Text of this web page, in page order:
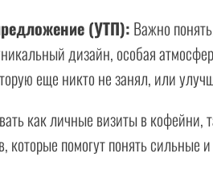
(УТП): Важно
дизайн, особая
еще никто не занял, или
как личные визиты в кофейни,
которые помогут понять сильные